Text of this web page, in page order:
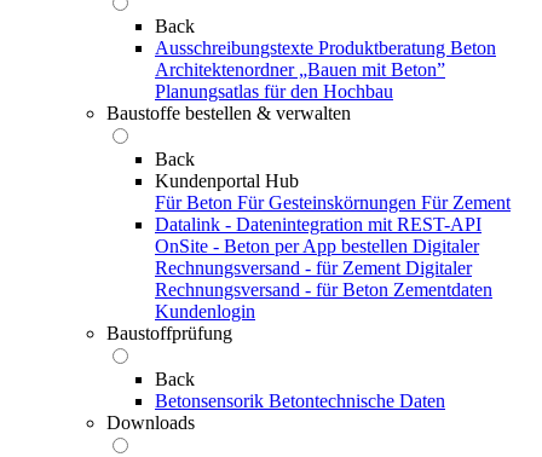
Back
Ausschreibungstexte Produktberatung Beton
Architektenordner „Bauen mit Beton”
Planungsatlas für den Hochbau
Baustoffe bestellen & verwalten
Back
Kundenportal Hub
Für Beton Für Gesteinskörnungen Für Zement
Datalink - Datenintegration mit REST-API
OnSite - Beton per App bestellen Digitaler
Rechnungsversand - für Zement Digitaler
Rechnungsversand - für Beton Zementdaten
Kundenlogin
Baustoffprüfung
Back
Betonsensorik Betontechnische Daten
Downloads